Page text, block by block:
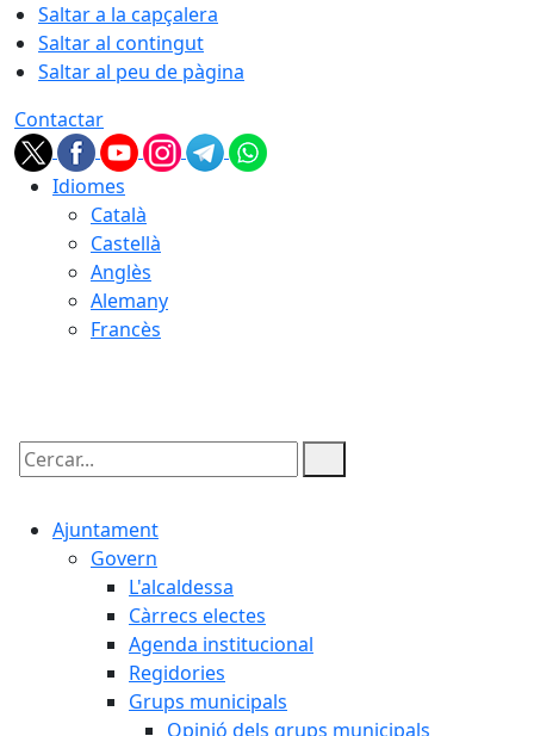
Saltar a la capçalera
Saltar al contingut
Saltar al peu de pàgina
Contactar
Idiomes
Català
Castellà
Anglès
Alemany
Francès
Cercar:
Ajuntament
Govern
L'alcaldessa
Càrrecs electes
Agenda institucional
Regidories
Grups municipals
Opinió dels grups municipals